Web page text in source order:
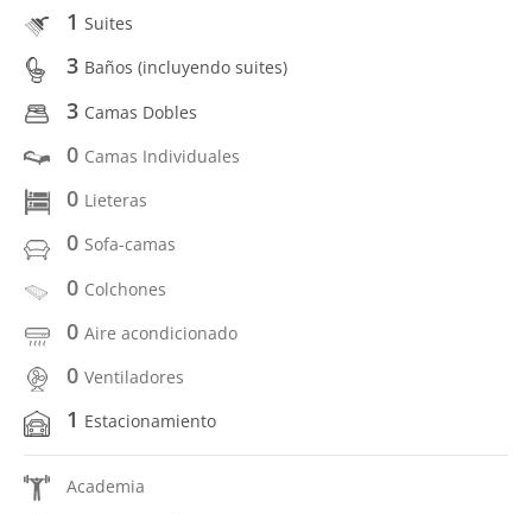
1 Suites
3 Baños (incluyendo suites)
3 Camas Dobles
0 Camas Individuales
0 Lieteras
0 Sofa-camas
0 Colchones
0 Aire acondicionado
0 Ventiladores
1 Estacionamiento
Academia